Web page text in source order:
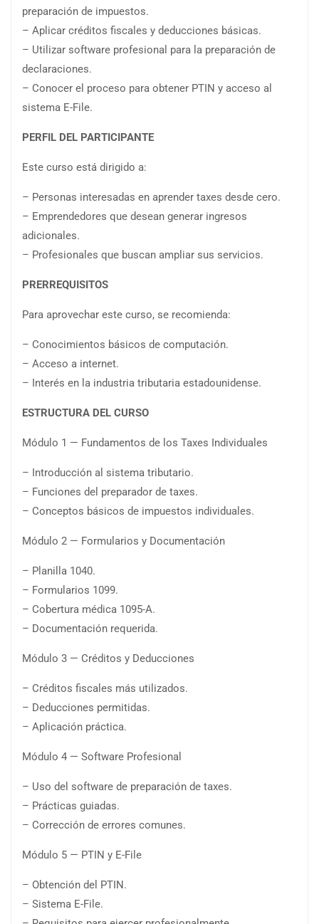
preparación de impuestos.
– Aplicar créditos fiscales y deducciones básicas.
– Utilizar software profesional para la preparación de
declaraciones.
– Conocer el proceso para obtener PTIN y acceso al
sistema E-File.
PERFIL DEL PARTICIPANTE
Este curso está dirigido a:
– Personas interesadas en aprender taxes desde cero.
– Emprendedores que desean generar ingresos
adicionales.
– Profesionales que buscan ampliar sus servicios.
PRERREQUISITOS
Para aprovechar este curso, se recomienda:
– Conocimientos básicos de computación.
– Acceso a internet.
– Interés en la industria tributaria estadounidense.
ESTRUCTURA DEL CURSO
Módulo 1 — Fundamentos de los Taxes Individuales
– Introducción al sistema tributario.
– Funciones del preparador de taxes.
– Conceptos básicos de impuestos individuales.
Módulo 2 — Formularios y Documentación
– Planilla 1040.
– Formularios 1099.
– Cobertura médica 1095-A.
– Documentación requerida.
Módulo 3 — Créditos y Deducciones
– Créditos fiscales más utilizados.
– Deducciones permitidas.
– Aplicación práctica.
Módulo 4 — Software Profesional
– Uso del software de preparación de taxes.
– Prácticas guiadas.
– Corrección de errores comunes.
Módulo 5 — PTIN y E-File
– Obtención del PTIN.
– Sistema E-File.